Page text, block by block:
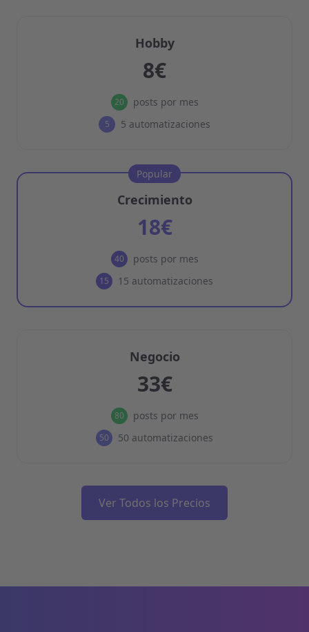
Hobby
8€
20 posts por mes
5 5 automatizaciones
Popular
Crecimiento
18€
40 posts por mes
15 15 automatizaciones
Negocio
33€
80 posts por mes
50 50 automatizaciones
Ver Todos los Precios